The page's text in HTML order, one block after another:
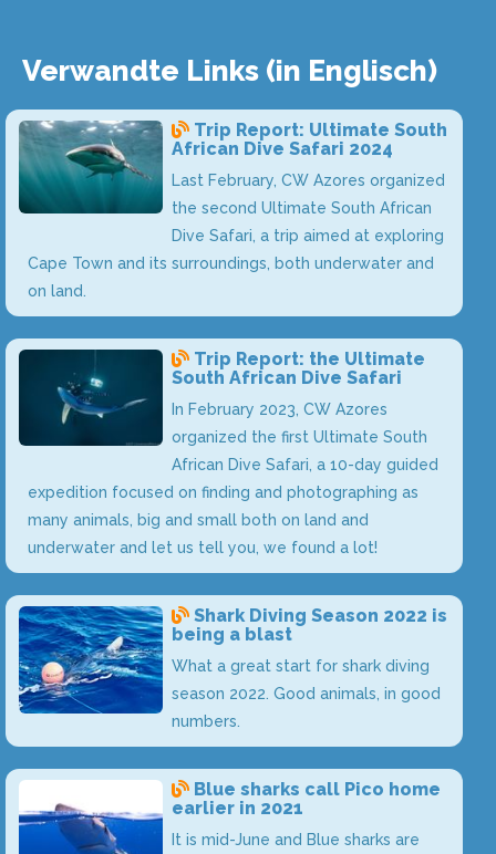
Verwandte Links (in Englisch)
Trip Report: Ultimate South
African Dive Safari 2024
Last February, CW Azores organized
the second Ultimate South African
Dive Safari, a trip aimed at exploring
Cape Town and its surroundings, both underwater and
on land.
Trip Report: the Ultimate
South African Dive Safari
In February 2023, CW Azores
organized the first Ultimate South
African Dive Safari, a 10-day guided
expedition focused on finding and photographing as
many animals, big and small both on land and
underwater and let us tell you, we found a lot!
Shark Diving Season 2022 is
being a blast
What a great start for shark diving
season 2022. Good animals, in good
numbers.
Blue sharks call Pico home
earlier in 2021
It is mid-June and Blue sharks are